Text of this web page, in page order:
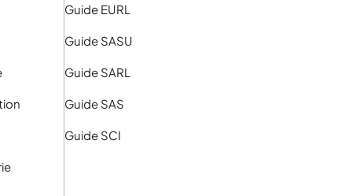
Guide EURL
Guide SASU
Guide SARL
Guide SAS
Guide SCI